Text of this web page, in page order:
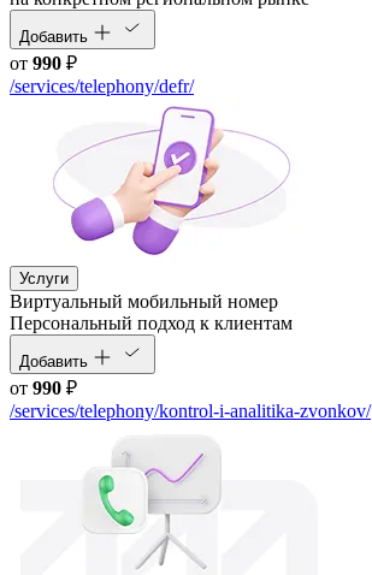
Добавить
от 990 ₽
/services/telephony/defr/
Услуги
Виртуальный мобильный номер
Персональный подход к клиентам
Добавить
от 990 ₽
/services/telephony/kontrol-i-analitika-zvonkov/